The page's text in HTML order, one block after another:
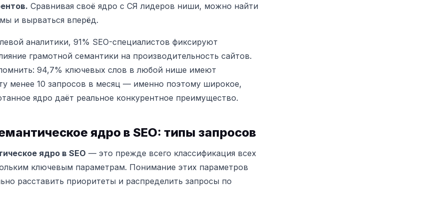
Сравнивая своё ядро с СЯ лидеров ниши, можно найти
и вырваться вперёд.
аналитики, 91% SEO-специалистов фиксируют
грамотной семантики на производительность сайтов.
94,7% ключевых слов в любой нише имеют
менее 10 запросов в месяц — именно поэтому широкое,
ядро даёт реальное конкурентное преимущество.
ядро в SEO: типы запросов
ядро в SEO — это прежде всего классификация всех
ключевым параметрам. Понимание этих параметров
расставить приоритеты и распределить запросы по